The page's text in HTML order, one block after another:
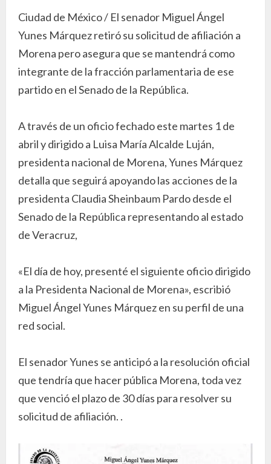
Ciudad de México / El senador Miguel Ángel
Yunes Márquez retiró su solicitud de afiliación a
Morena pero asegura que se mantendrá como
integrante de la fracción parlamentaria de ese
partido en el Senado de la República.
A través de un oficio fechado este martes 1 de
abril y dirigido a Luisa María Alcalde Luján,
presidenta nacional de Morena, Yunes Márquez
detalla que seguirá apoyando las acciones de la
presidenta Claudia Sheinbaum Pardo desde el
Senado de la República representando al estado
de Veracruz,
«El día de hoy, presenté el siguiente oficio dirigido
a la Presidenta Nacional de Morena», escribió
Miguel Ángel Yunes Márquez en su perfil de una
red social.
El senador Yunes se anticipó a la resolución oficial
que tendría que hacer pública Morena, toda vez
que venció el plazo de 30 días para resolver su
solicitud de afiliación. .